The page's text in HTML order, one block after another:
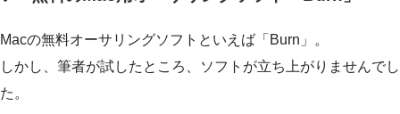
Macの無料オーサリングソフトといえば「Burn」。
しかし、筆者が試したところ、ソフトが立ち上がりませんでし
た。